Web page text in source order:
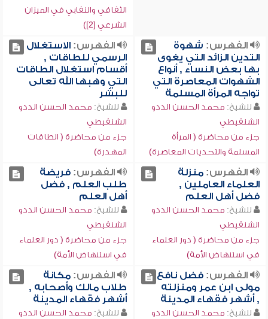
الثقافي والنقابي في الميزان
الشرعي [2])
الفهرس: شهوة
التدين الزائد التي يغوى
بها بعض النساء , أنواع
الشهوات المعاصرة التي
تواجه المرأة المسلمة
للشيخ: محمد الحسن الددو
الشنقيطي
جزء من محاضرة ( المرأة
المسلمة والتحديات المعاصرة)
الفهرس:الاستغلال
الرسمي للطاقات ,
أقسام استغلال الطاقات
التي وهبها الله تعالى
للبشر
للشيخ: محمد الحسن الددو
الشنقيطي
جزء من محاضرة ( الطاقات
المهدرة)
الفهرس:منزلة
العلماء العاملين ,
فضل أهل العلم
للشيخ: محمد الحسن الددو
الشنقيطي
جزء من محاضرة ( دور العلماء
في استنهاض الأمة)
الفهرس:فريضة
طلب العلم , فضل
أهل العلم
للشيخ: محمد الحسن الددو
الشنقيطي
جزء من محاضرة ( دور العلماء
في استنهاض الأمة)
الفهرس:فضل نافع
مولى ابن عمر ومنزلته
, أشهر فقهاء المدينة
للشيخ: محمد الحسن الددو
الفهرس:مكانة
طلاب مالك وأصحابه ,
أشهر فقهاء المدينة
للشيخ: محمد الحسن الددو